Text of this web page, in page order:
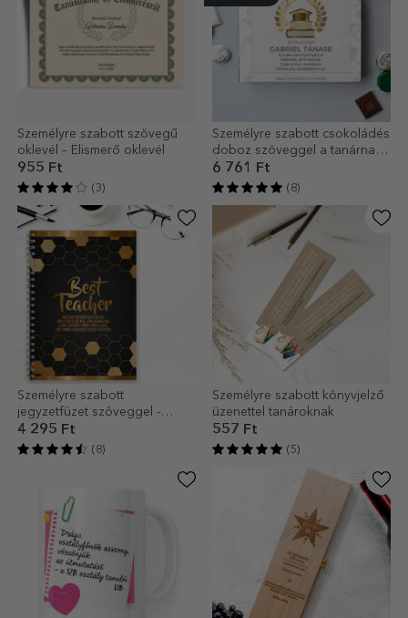
Személyre szabott szövegű
oklevél – Elismerő oklevél
955 Ft
(3)
Személyre szabott csokoládés
doboz szöveggel a tanárnak -
Érettségi modell
6 761 Ft
(8)
Személyre szabott
jegyzetfüzet szöveggel -
Legjobb tanár
4 295 Ft
(8)
Személyre szabott könyvjelző
üzenettel tanároknak
557 Ft
(5)